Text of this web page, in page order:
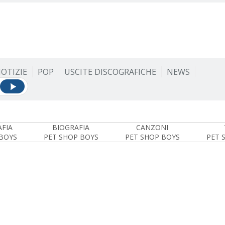
POP USCITE DISCOGRAFICHE NEWS
BIOGRAFIA
PET SHOP BOYS
CANZONI
PET SHOP BOYS
PET